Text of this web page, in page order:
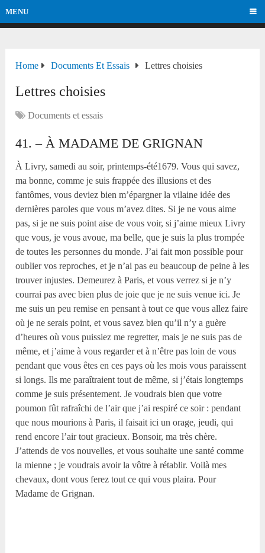
MENU
Home Documents Et Essais Lettres choisies
Lettres choisies
Documents et essais
41. – À MADAME DE GRIGNAN
À Livry, samedi au soir, printemps-été1679. Vous qui savez,
ma bonne, comme je suis frappée des illusions et des
fantômes, vous deviez bien m’épargner la vilaine idée des
dernières paroles que vous m’avez dites. Si je ne vous aime
pas, si je ne suis point aise de vous voir, si j’aime mieux Livry
que vous, je vous avoue, ma belle, que je suis la plus trompée
de toutes les personnes du monde. J’ai fait mon possible pour
oublier vos reproches, et je n’ai pas eu beaucoup de peine à les
trouver injustes. Demeurez à Paris, et vous verrez si je n’y
courrai pas avec bien plus de joie que je ne suis venue ici. Je
me suis un peu remise en pensant à tout ce que vous allez faire
où je ne serais point, et vous savez bien qu’il n’y a guère
d’heures où vous puissiez me regretter, mais je ne suis pas de
même, et j’aime à vous regarder et à n’être pas loin de vous
pendant que vous êtes en ces pays où les mois vous paraissent
si longs. Ils me paraîtraient tout de même, si j’étais longtemps
comme je suis présentement. Je voudrais bien que votre
poumon fût rafraîchi de l’air que j’ai respiré ce soir : pendant
que nous mourions à Paris, il faisait ici un orage, jeudi, qui
rend encore l’air tout gracieux. Bonsoir, ma très chère.
J’attends de vos nouvelles, et vous souhaite une santé comme
la mienne ; je voudrais avoir la vôtre à rétablir. Voilà mes
chevaux, dont vous ferez tout ce qui vous plaira. Pour
Madame de Grignan.